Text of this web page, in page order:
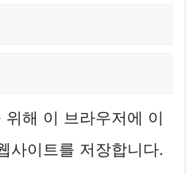
해 이 브라우저에 이
사이트를 저장합니다.